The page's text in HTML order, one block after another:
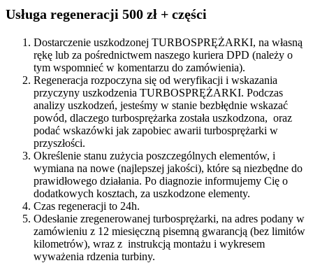
04L253010T
quantity
Usługa regeneracji 500 zł + części
Dostarczenie uszkodzonej TURBOSPRĘŻARKI, na własną
rękę lub za pośrednictwem naszego kuriera DPD (należy o
tym wspomnieć w komentarzu do zamówienia).
Regeneracja rozpoczyna się od weryfikacji i wskazania
przyczyny uszkodzenia TURBOSPRĘŻARKI. Podczas
analizy uszkodzeń, jesteśmy w stanie bezbłędnie wskazać
powód, dlaczego turbosprężarka została uszkodzona, oraz
podać wskazówki jak zapobiec awarii turbosprężarki w
przyszłości.
Określenie stanu zużycia poszczególnych elementów, i
wymiana na nowe (najlepszej jakości), które są niezbędne do
prawidłowego działania. Po diagnozie informujemy Cię o
dodatkowych kosztach, za uszkodzone elementy.
Czas regeneracji to 24h.
Odesłanie zregenerowanej turbosprężarki, na adres podany w
zamówieniu z 12 miesięczną pisemną gwarancją (bez limitów
kilometrów), wraz z instrukcją montażu i wykresem
wyważenia rdzenia turbiny.